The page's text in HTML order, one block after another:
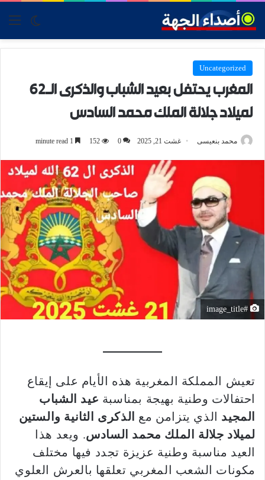
skin
Uncategorized
المغرب يحتفل بعيد الشباب والذكرى الـ62
لميلاد جلالة الملك محمد السادس
محمد بنعيسى غشت 21, 2025 0
152
#image_title
تعيش المملكة المغربية هذه الأيام على إيقاع
احتفالات وطنية بهيجة بمناسبة عيد الشباب
المجيد الذي يتزامن مع
الذكرى الثانية والستين
لميلاد جلالة الملك محمد السادس. ويعد هذا
العيد مناسبة وطنية عزيزة تجدد فيها مختلف
مكونات الشعب المغربي تعلقها بالعرش العلوي